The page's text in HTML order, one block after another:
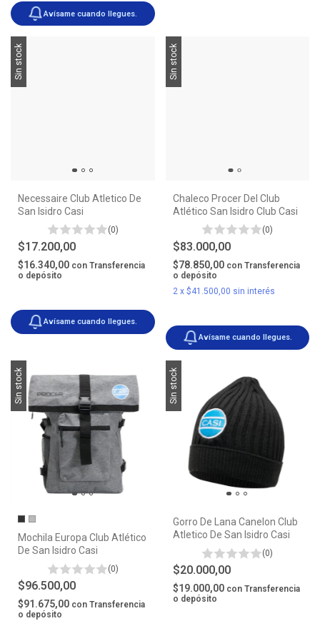
Avísame cuando llegues.
Sin stock
Necessaire Club Atletico De
San Isidro Casi
(0)
$17.200,00
$16.340,00 con Transferencia
o depósito
Avísame cuando llegues.
Sin stock
Chaleco Procer Del Club
Atlético San Isidro Club Casi
(0)
$83.000,00
$78.850,00 con Transferencia
o depósito
2 x $41.500,00 sin interés
Avísame cuando llegues.
Sin stock
Mochila Europa Club Atlético
De San Isidro Casi
(0)
$96.500,00
$91.675,00 con Transferencia
o depósito
Sin stock
Gorro De Lana Canelon Club
Atletico De San Isidro Casi
(0)
$20.000,00
$19.000,00 con Transferencia
o depósito